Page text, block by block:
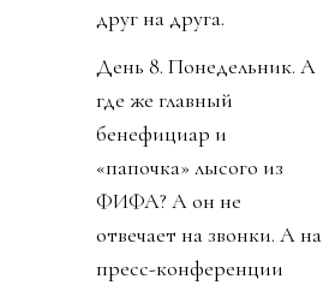
друг на друга.
День 8. Понедельник. А
где же главный
бенефициар и
«папочка» лысого из
ФИФА? А он не
отвечает на звонки. А на
пресс-конференции